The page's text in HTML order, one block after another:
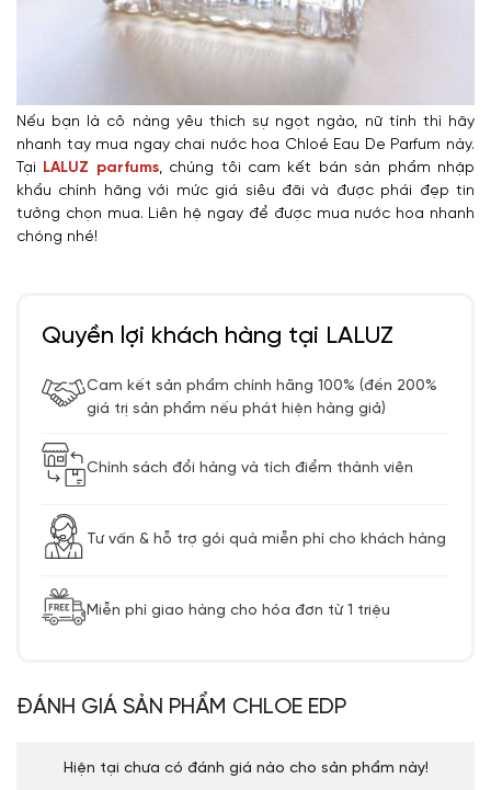
Nếu bạn là cô nàng yêu thích sự ngọt ngào, nữ tính thì hãy
nhanh tay mua ngay chai nước hoa Chloé Eau De Parfum này.
Tại LALUZ parfums, chúng tôi cam kết bán sản phẩm nhập
khẩu chính hãng với mức giá siêu đãi và được phái đẹp tin
tưởng chọn mua. Liên hệ ngay để được mua nước hoa nhanh
chóng nhé!
Quyền lợi khách hàng tại LALUZ
Cam kết sản phẩm chính hãng 100% (đền 200%
giá trị sản phẩm nếu phát hiện hàng giả)
Chính sách đổi hàng và tích điểm thành viên
Tư vấn & hỗ trợ gói quà miễn phí cho khách hàng
Miễn phí giao hàng cho hóa đơn từ 1 triệu
ĐÁNH GIÁ SẢN PHẨM CHLOE EDP
Hiện tại chưa có đánh giá nào cho sản phẩm này!